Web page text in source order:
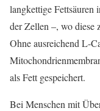
langkettige
der Zellen –, wo diese
Ohne ausreichend L-
als Fett gespeichert.
Bei Menschen mit